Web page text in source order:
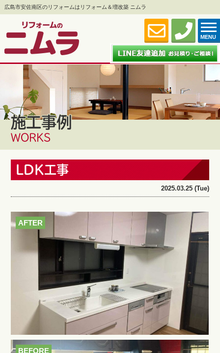
広島市安佐南区のリフォームはリフォーム＆増改築 ニムラ
MENU
施工事例
WORKS
LDK工事
2025.03.25 (Tue)
AFTER
BEFORE